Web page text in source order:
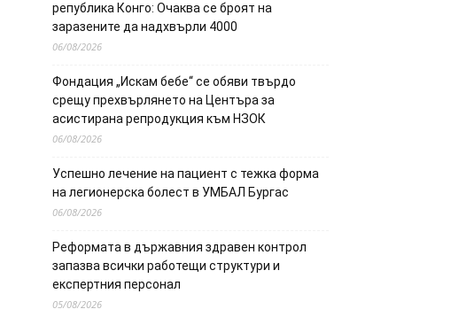
република Конго: Очаква се броят на
заразените да надхвърли 4000
06/08/2026
Фондация „Искам бебе“ се обяви твърдо
срещу прехвърлянето на Центъра за
асистирана репродукция към НЗОК
06/08/2026
Успешно лечение на пациент с тежка форма
на легионерска болест в УМБАЛ Бургас
06/08/2026
Реформата в държавния здравен контрол
запазва всички работещи структури и
експертния персонал
05/08/2026